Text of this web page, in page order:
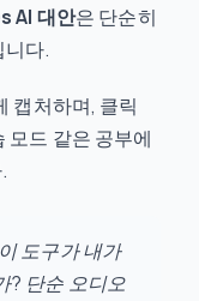
AI 대안은 단순히
다.
캡처하며, 클릭
모드 같은 공부에
도구가 내가
? 단순 오디오